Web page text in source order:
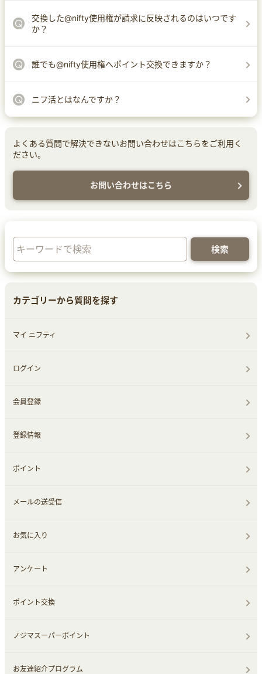
交換した@nifty使用権が請求に反映されるのはいつです
か？
誰でも@nifty使用権へポイント交換できますか？
ニフ活とはなんですか？
よくある質問で解決できないお問い合わせはこちらをご利用く
ださい。
お問い合わせはこちら
カテゴリーから質問を探す
マイ ニフティ
ログイン
会員登録
登録情報
ポイント
メールの送受信
お気に入り
アンケート
ポイント交換
ノジマスーパーポイント
お友達紹介プログラム